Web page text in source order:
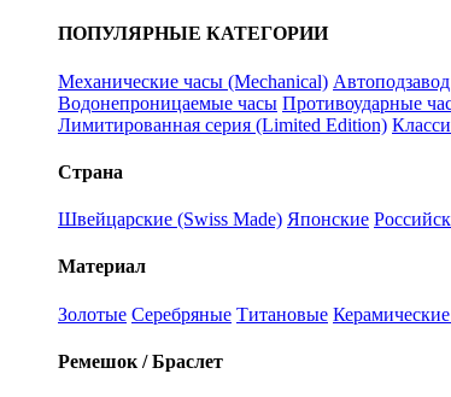
ПОПУЛЯРНЫЕ КАТЕГОРИИ
Механические часы (Mechanical)
Водонепроницаемые часы Противоударные
Лимитированная серия (Limited Edition)
Страна
Швейцарские (Swiss Made) Японские
Материал
Золотые Серебряные Титановые
Ремешок / Браслет